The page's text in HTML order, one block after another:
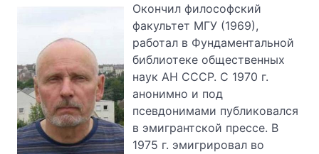
Окончил философский
факультет МГУ (1969),
работал в Фундаментальной
библиотеке общественных
наук АН СССР. С 1970 г.
анонимно и под
псевдонимами публиковался
в эмигрантской прессе. В
1975 г. эмигрировал во